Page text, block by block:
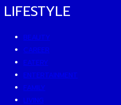
LIFESTYLE
BEAUTY
CAREER
EATERY
ENTERTAINMENT
FAMILY
LIVING